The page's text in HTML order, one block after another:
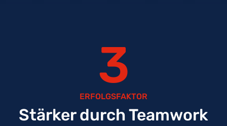
3
ERFOLGSFAKTOR
Stärker durch Teamwork